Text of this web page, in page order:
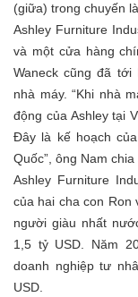
(giữa) trong chuyến
Ashley Furniture
và một cửa hàng
Waneck cũng đã
nhà máy. “Khi nhà
động của Ashley tại
Đây là kế hoạch
Quốc”, ông Nam chia
Ashley Furniture
của hai cha con Ron
người giàu nhất
1,5 tỷ USD. Năm
doanh nghiệp tư
USD.